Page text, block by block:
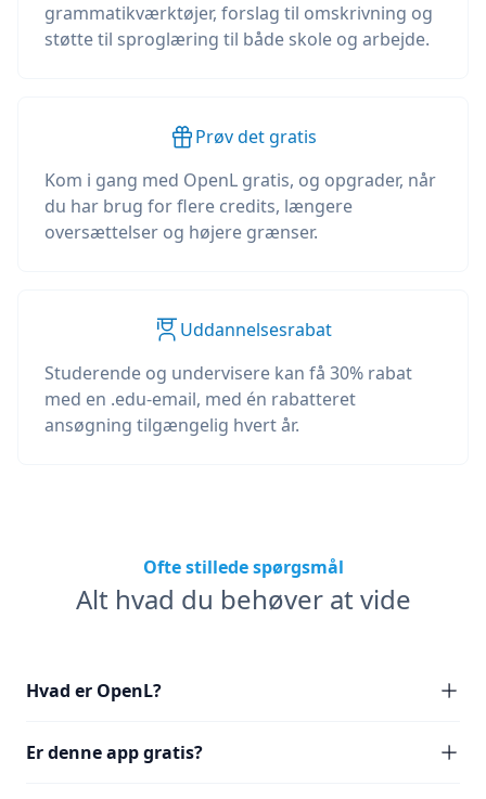
grammatikværktøjer, forslag til omskrivning og
støtte til sproglæring til både skole og arbejde.
Prøv det gratis
Kom i gang med OpenL gratis, og opgrader, når
du har brug for flere credits, længere
oversættelser og højere grænser.
Uddannelsesrabat
Studerende og undervisere kan få 30% rabat
med en .edu-email, med én rabatteret
ansøgning tilgængelig hvert år.
Ofte stillede spørgsmål
Alt hvad du behøver at vide
Hvad er OpenL?
Er denne app gratis?